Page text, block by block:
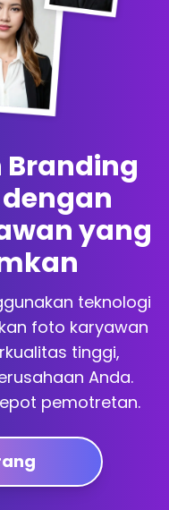
yang
teknologi
foto karyawan
tinggi,
Anda.
pemotretan.